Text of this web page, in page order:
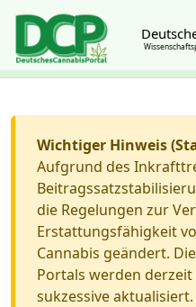
Wichtiger Hinweis
Aufgrund des
die Regelungen zur
Erstattungsfähigkeit
Cannabis geändert.
Portals werden
sukzessive